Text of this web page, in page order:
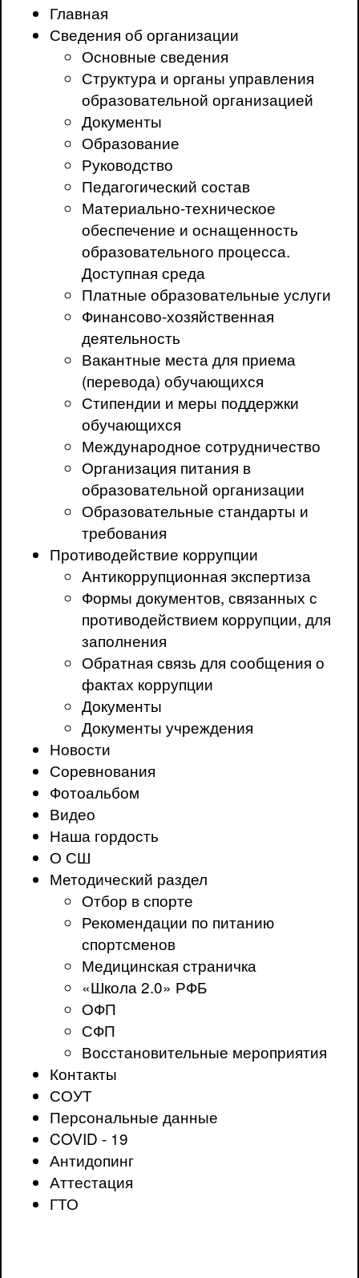
Главная
Сведения об организации
Основные сведения
Структура и органы управления
образовательной организацией
Документы
Образование
Руководство
Педагогический состав
Материально-техническое
обеспечение и оснащенность
образовательного процесса.
Доступная среда
Платные образовательные услуги
Финансово-хозяйственная
деятельность
Вакантные места для приема
(перевода) обучающихся
Стипендии и меры поддержки
обучающихся
Международное сотрудничество
Организация питания в
образовательной организации
Образовательные стандарты и
требования
Противодействие коррупции
Антикоррупционная экспертиза
Формы документов, связанных с
противодействием коррупции, для
заполнения
Обратная связь для сообщения о
фактах коррупции
Документы
Документы учреждения
Новости
Соревнования
Фотоальбом
Видео
Наша гордость
О СШ
Методический раздел
Отбор в спорте
Рекомендации по питанию
спортсменов
Медицинская страничка
«Школа 2.0» РФБ
ОФП
СФП
Восстановительные мероприятия
Контакты
СОУТ
Персональные данные
COVID - 19
Антидопинг
Аттестация
ГТО